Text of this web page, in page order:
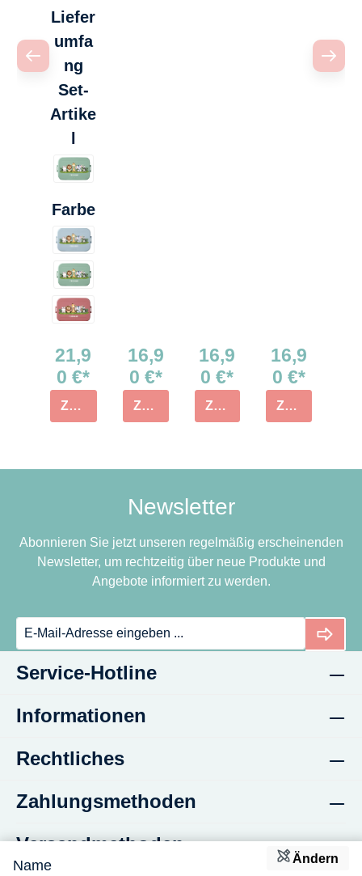
Name Ändern
Safari
Liefer
umfa
ng
Set-
Artike
auswählen
Farbeauswählen
21,9
0 €*
ZUM PRODUKT
16,9
0 €*
ZUM PRODUKT
16,9
0 €*
ZUM PRODUKT
16,9
0 €*
ZUM PRODUKT
Newsletter
Abonnieren Sie jetzt unseren regelmäßig erscheinenden
Newsletter, um rechtzeitig über neue Produkte und
Angebote informiert zu werden.
Service-Hotline
Informationen
Rechtliches
Zahlungsmethoden
Versandmethoden